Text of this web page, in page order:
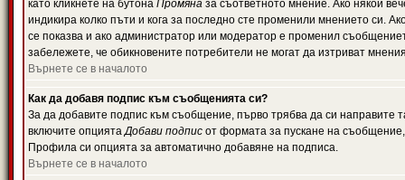
като кликнете на бутона Промяна за съответното мнение. Ако някой
индикира колко пъти и кога за последно сте променили мнението си.
се показва и ако администратор или модератор е променил
забележете, че обикновените потребители не могат да изтриват
Върнете се в началото
Как да добавя подпис към съобщенията си?
За да добавите подпис към съобщение, първо трябва да си
включите опциятаДобави подпис от формата за пускане на
Профила си опцията за автоматично добавяне на подписа.
Върнете се в началото